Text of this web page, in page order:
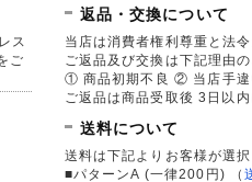
ス
ご
返品・交換について
当店は消費者権利尊重と法
ご返品及び交換は下記理由
① 商品初期不良 ② 当店手
ご返品は商品受取後 3日以
送料について
送料は下記よりお客様が選択
■パターンA (一律200円)
（